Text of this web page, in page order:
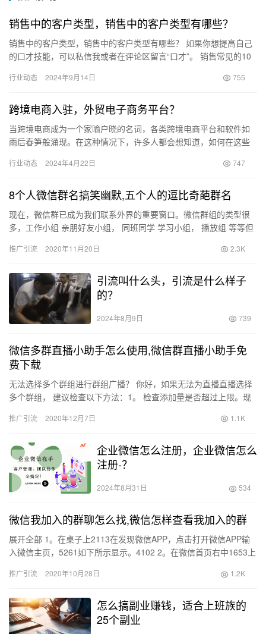
销售中的客户类型，销售中的客户类型有哪些？
销售中的客户类型，销售中的客户类型有哪些？ 如果你想提高自己
的口才技能，可以私信我或者在评论区留言“口才”。 销售常见的10
行业动态 2024年9月14日 755
跨境电商入驻，外贸电子商务平台？
当跨境电商成为一个家喻户晓的名词，各类跨境电商平台和软件如
雨后春笋般涌现。在这种情况下，许多人都会想知道，如何在这些
中，我们…
行业动态 2024年4月22日 747
8个人微信群名搞笑幽默,五个人的逗比奇葩群名
现在，微信群已成为我们联系外界的重要窗口。微信群组的类型很
多，工作小组 亲朋好友小组， 同班同学 学习小组， 播放组 等等但
推广引流 2020年11月20日 2.3K
引流叫什么头，引流是什么样子
的？
2024年8月9日 739
微信多群直播小助手怎么使用,微信群直播小助手免
费下载
无法选择多个群组进行群组广播？ 你好，如果无法为直播直播选择
多个群组， 建议检查以下方法：1。 检查添加量是否超过上限。现
推广引流 2020年12月7日 1.1K
企业微信怎么注册，企业微信怎么
注册-？
2024年8月31日 534
微信我加入的群聊怎么找,微信怎样查看我加入的群
展开全部 1。在桌子上2113在发现微信APP，点击打开微信APP输
入微信主页，5261如下所示显示。4102 2。在微信首页右中1653上
推广引流 2020年10月28日 1.2K
怎么搞副业赚钱，适合上班族的
25个副业